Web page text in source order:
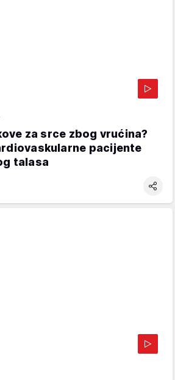
za srce zbog vrućina?
pacijente
talasa